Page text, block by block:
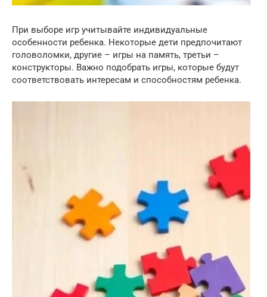
При выборе игр учитывайте индивидуальные
особенности ребенка. Некоторые дети предпочитают
головоломки, другие – игры на память, третьи –
конструкторы. Важно подобрать игры, которые будут
соответствовать интересам и способностям ребенка.